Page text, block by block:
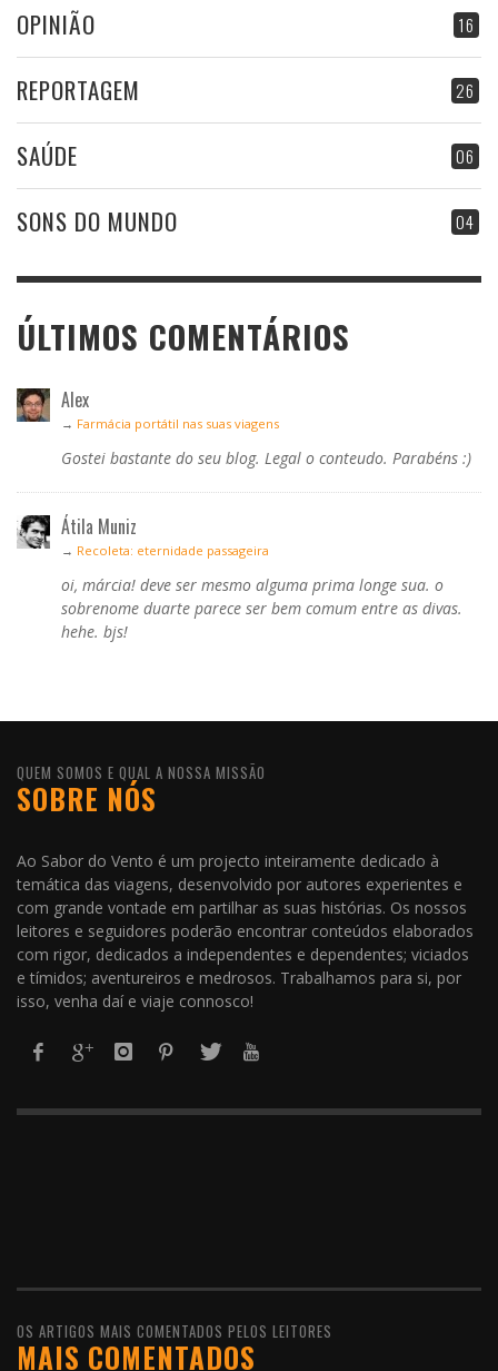
16
OPINIÃO
26
REPORTAGEM
06
SAÚDE
04
SONS DO MUNDO
ÚLTIMOS COMENTÁRIOS
Alex
→ Farmácia portátil nas suas viagens
Gostei bastante do seu blog. Legal o conteudo. Parabéns :)
Átila Muniz
→ Recoleta: eternidade passageira
oi, márcia! deve ser mesmo alguma prima longe sua. o
sobrenome duarte parece ser bem comum entre as divas.
hehe. bjs!
QUEM SOMOS E QUAL A NOSSA MISSÃO
SOBRE NÓS
Ao Sabor do Vento é um projecto inteiramente dedicado à
temática das viagens, desenvolvido por autores experientes e
com grande vontade em partilhar as suas histórias. Os nossos
leitores e seguidores poderão encontrar conteúdos elaborados
com rigor, dedicados a independentes e dependentes; viciados
e tímidos; aventureiros e medrosos. Trabalhamos para si, por
isso, venha daí e viaje connosco!
OS ARTIGOS MAIS COMENTADOS PELOS LEITORES
MAIS COMENTADOS